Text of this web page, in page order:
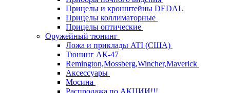
Прицелы и кронштейны DEDAL
Прицелы коллиматорные
Прицелы оптические
Оружейный тюнинг
Ложа и приклады ATI (США)
Тюнинг АК-47
Remington,Mossberg,Wincher,Maverick
Аксессуары
Мосина
Распродажа по АКЦИИ!!!